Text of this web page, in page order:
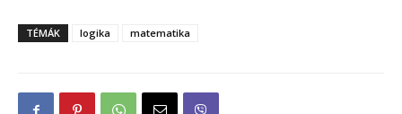
TÉMÁK logika matematika